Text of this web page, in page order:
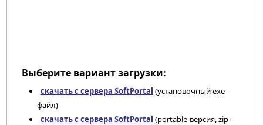
Выберите вариант загрузки:
скачать с сервера SoftPortal (установочный exe-
файл)
скачать с сервера SoftPortal (portable-версия, zip-